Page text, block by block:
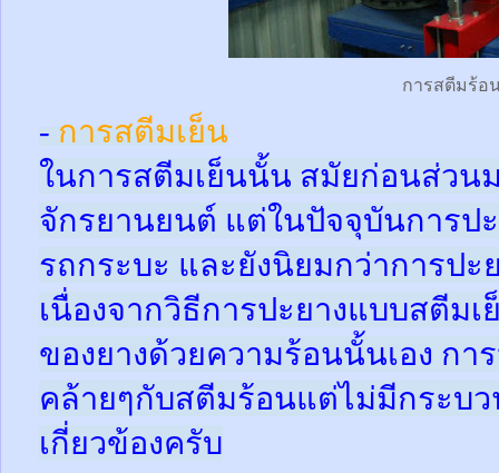
การสตีมร้อ
- การสตีมเย็น
ในการสตีมเย็นนั้น สมัยก่อนส่วน
จักรยานยนต์ แต่ในปัจจุบันการป
รถกระบะ และยังนิยมกว่าการป
เนื่องจากวิธีการปะยางแบบสตีม
ของยางด้วยความร้อนนั้นเอง กา
คล้ายๆกับสตีมร้อนแต่ไม่มีกระบ
เกี่ยวข้องครับ